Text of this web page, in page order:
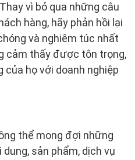
vì bỏ qua những câu
hàng, hãy phản hồi lại
và nghiêm túc nhất
cảm thấy được tôn trọng,
của họ với doanh nghiệp
thể mong đợi những
sản phẩm, dịch vụ